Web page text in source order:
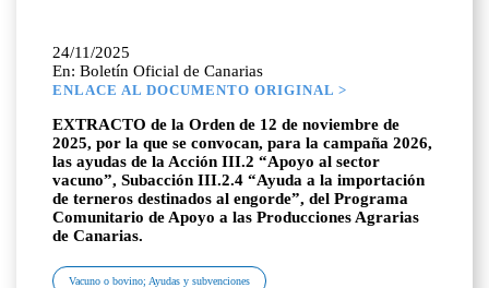
24/11/2025
En: Boletín Oficial de Canarias
ENLACE AL DOCUMENTO ORIGINAL >
EXTRACTO de la Orden de 12 de noviembre de
2025, por la que se convocan, para la campaña 2026,
las ayudas de la Acción III.2 “Apoyo al sector
vacuno”, Subacción III.2.4 “Ayuda a la importación
de terneros destinados al engorde”, del Programa
Comunitario de Apoyo a las Producciones Agrarias
de Canarias.
Vacuno o bovino; Ayudas y subvenciones